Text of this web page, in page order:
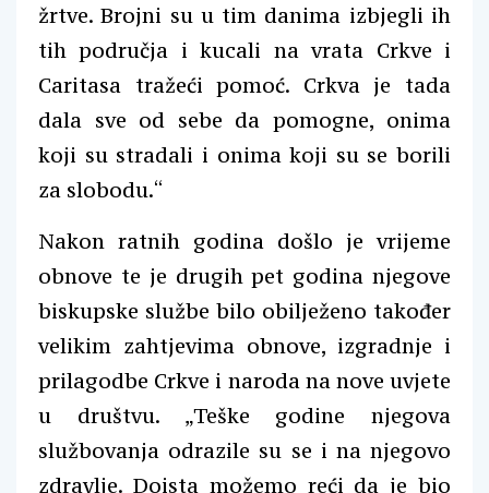
žrtve. Brojni su u tim danima izbjegli ih
tih područja i kucali na vrata Crkve i
Caritasa tražeći pomoć. Crkva je tada
dala sve od sebe da pomogne, onima
koji su stradali i onima koji su se borili
za slobodu.“
Nakon ratnih godina došlo je vrijeme
obnove te je drugih pet godina njegove
biskupske službe bilo obilježeno također
velikim zahtjevima obnove, izgradnje i
prilagodbe Crkve i naroda na nove uvjete
u društvu. „Teške godine njegova
službovanja odrazile su se i na njegovo
zdravlje. Doista možemo reći da je bio